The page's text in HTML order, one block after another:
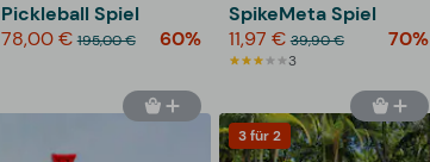
Pickleball Spiel
78,00 € 195,00 € 60%
SpikeMeta Spiel
11,97 € 39,90 € 70%
3
3 für 2